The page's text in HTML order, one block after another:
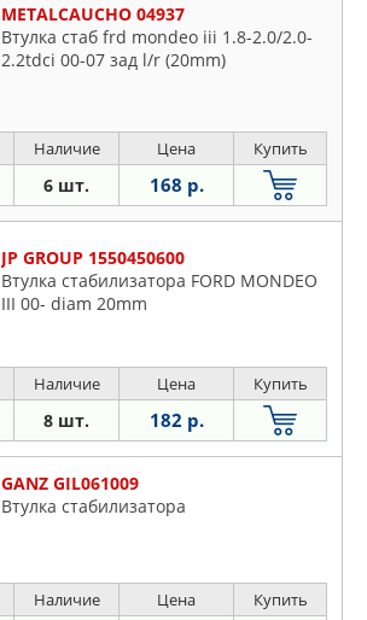
METALCAUCHO 04937
Втулка стаб frd mondeo iii 1.8-2.0/2.0-
2.2tdci 00-07 зад l/r (20mm)
Наличие Цена Купить
6 шт. 168 р.
JP GROUP 1550450600
Втулка стабилизатора FORD MONDEO
III 00- diam 20mm
Наличие Цена Купить
8 шт. 182 р.
GANZ GIL061009
Втулка стабилизатора
Наличие Цена Купить